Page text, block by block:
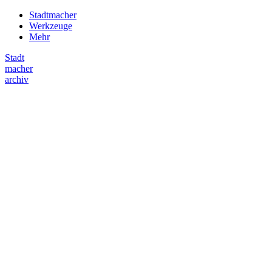
Stadtmacher
Werkzeuge
Mehr
Stadt
macher
archiv